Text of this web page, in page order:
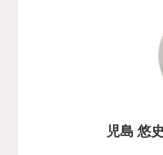
児島 悠